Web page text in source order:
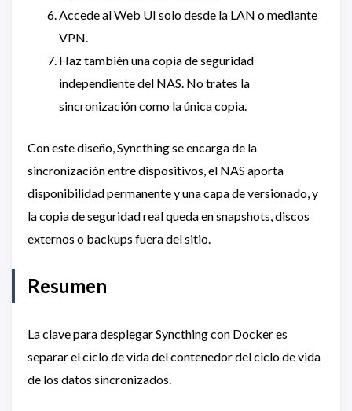
Accede al Web UI solo desde la LAN o mediante
VPN.
Haz también una copia de seguridad
independiente del NAS. No trates la
sincronización como la única copia.
Con este diseño, Syncthing se encarga de la
sincronización entre dispositivos, el NAS aporta
disponibilidad permanente y una capa de versionado, y
la copia de seguridad real queda en snapshots, discos
externos o backups fuera del sitio.
Resumen
La clave para desplegar Syncthing con Docker es
separar el ciclo de vida del contenedor del ciclo de vida
de los datos sincronizados.